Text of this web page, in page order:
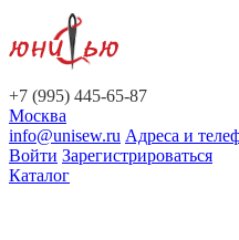
+7 (995) 445-65-87
Москва
info@unisew.ru Адреса и
Войти Зарегистрироваться
Каталог